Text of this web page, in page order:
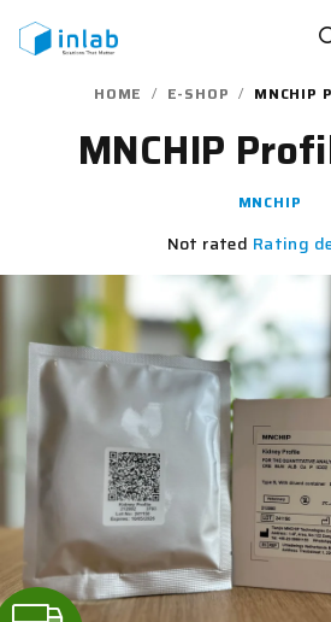
content
HOME / E-SHOP / MNCHIP
MNCHIP
MNCHIP
The
product
rating
is
0,0
out
stars.
Not rated Rating